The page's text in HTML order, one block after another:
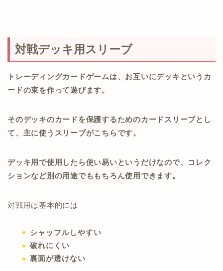
対戦デッキ用スリーブ
トレーディングカードゲームは、お互いにデッキというカ
ードの束を作って遊びます。
そのデッキのカードを保護するためのカードスリーブとし
て、主に使うスリーブがこちらです。
デッキ用で使用したら使い易いというだけなので、コレク
ションなど別の用途でももちろん使用できます。
対戦用は基本的には
シャッフルしやすい
破れにくい
裏面が透けない